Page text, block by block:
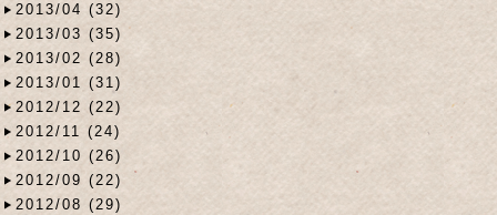
2013/04 (32)
2013/03 (35)
2013/02 (28)
2013/01 (31)
2012/12 (22)
2012/11 (24)
2012/10 (26)
2012/09 (22)
2012/08 (29)